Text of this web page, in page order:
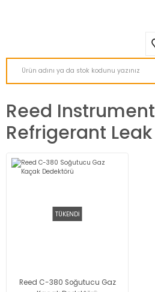
Reed
Refrigerant
TÜKENDİ
Reed C-380 Soğutucu Gaz